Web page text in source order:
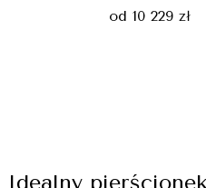
od 10 229 zł
Idealny